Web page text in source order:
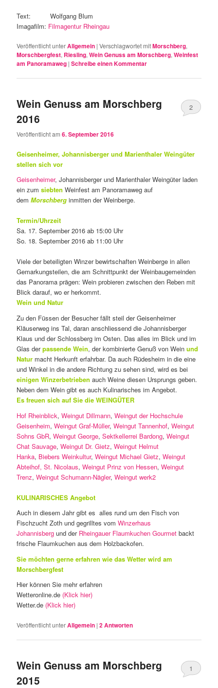
Text: Wolfgang Blum
Imagafilm: Filmagentur Rheingau
Veröffentlicht unterAllgemein |Verschlagwortet mitMorschberg,
Morschbergfest, Riesling,Wein Genuss am Morschberg,Weinfest
am Panoramaweg |Schreibe einen Kommentar
Wein Genuss am Morschberg
2016
Veröffentlicht am6. September 2016
2
Geisenheimer, Johannisberger undMarienthalerWeingüter
stellen sich vor
Geisenheimer, Johannisberger und Marienthaler Weingüter laden
ein zumsiebten Weinfest am Panoramaweg auf
demMorschberg inmitten der Weinberge.
Termin/Uhrzeit
Sa. 17. September 2016 ab 15:00 Uhr
So. 18. September 2016 ab 11:00 Uhr
Viele der beteiligten Winzer bewirtschaften Weinberge in allen
Gemarkungsteilen, die am Schnittpunkt der Weinbaugemeinden
das Panorama prägen: Wein probieren zwischen den Reben mit
Blick darauf, wo er herkommt.
Wein und Natur
Zu den Füssen der Besucher fällt steil der Geisenheimer
Kläuserweg ins Tal, daran anschliessend die Johannisberger
Klaus und der Schlossberg im Osten. Das alles im Blick und im
Glas derpassende Wein, der kombinierte Genuß von Weinund
Natur macht Herkunft erfahrbar. Da auch Rüdesheim in die eine
und Winkel in die andere Richtung zu sehen sind, wird es bei
einigen Winzerbetrieben auch Weine diesen Ursprungs geben.
Neben dem Wein gibt es auch Kulinarisches im Angebot.
Es freuen sich auf Sie die WEINGÜTER
Hof Rheinblick,Weingut Dillmann,Weingut der Hochschule
Geisenheim,Weingut Graf-Müller,Weingut Tannenhof,Weingut
Sohns GbR,Weingut George,Sektkellerrei Bardong,Weingut
Chat Sauvage,Weingut Dr. Gietz,Weingut Helmut
Hanka, Biebers Weinkultur,Weingut Michael Gietz,Weingut
Abteihof, St. Nicolaus,Weingut Prinz von Hessen,Weingut
Trenz,Weingut Schumann-Nägler, Weingut werk2
KULINARISCHES Angebot
Auch in diesem Jahr gibt es alles rund um den Fisch von
Fischzucht Zoth und gegrilltes vomWinzerhaus
Johannisberg und der Rheingauer Flaumkuchen Gourmet backt
frische Flaumkuchen aus dem Holzbackofen.
Sie möchten gerne erfahren wie das Wetter wird am
Morschbergfest
Hier können Sie mehr erfahren
Wetteronline.de (Klick hier)
Wetter.de (Klick hier)
Veröffentlicht unterAllgemein |2Antworten
Wein Genuss am Morschberg
2015
1